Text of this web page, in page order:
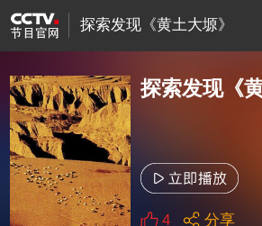
探索发现《黄土大塬》
探索发现《
4 分享